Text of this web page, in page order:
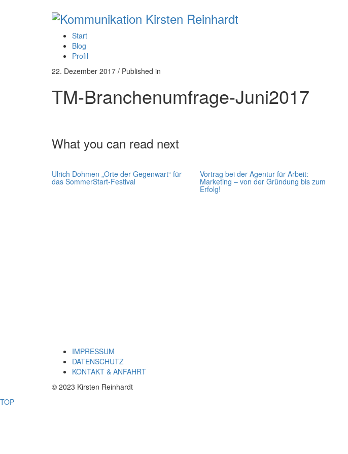
Start
Blog
Profil
22. Dezember 2017 / Published in
TM-Branchenumfrage-Juni2017
What you can read next
Ulrich Dohmen „Orte der Gegenwart“ für
das SommerStart-Festival
Vortrag bei der Agentur für Arbeit:
Marketing – von der Gründung bis zum
Erfolg!
IMPRESSUM
DATENSCHUTZ
KONTAKT & ANFAHRT
© 2023 Kirsten Reinhardt
TOP